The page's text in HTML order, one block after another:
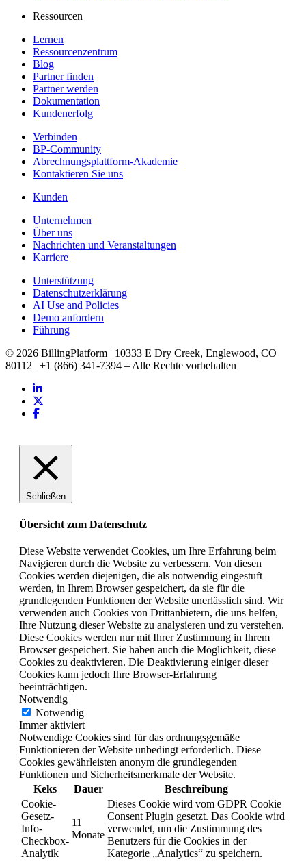
Ressourcen
Lernen
Ressourcenzentrum
Blog
Partner finden
Partner werden
Dokumentation
Kundenerfolg
Verbinden
BP-Community
Abrechnungsplattform-Akademie
Kontaktieren Sie uns
Kunden
Unternehmen
Über uns
Nachrichten und Veranstaltungen
Karriere
Unterstützung
Datenschutzerklärung
AI Use and Policies
Demo anfordern
Führung
© 2026 BillingPlatform | 10333 E Dry Creek, Englewood, CO
80112 | +1 (866) 341-7394 – Alle Rechte vorbehalten
Schließen
Übersicht zum Datenschutz
Diese Website verwendet Cookies, um Ihre Erfahrung beim
Navigieren durch die Website zu verbessern. Von diesen
Cookies werden diejenigen, die als notwendig eingestuft
werden, in Ihrem Browser gespeichert, da sie für die
grundlegenden Funktionen der Website unerlässlich sind. Wir
verwenden auch Cookies von Drittanbietern, die uns helfen,
Ihre Nutzung dieser Website zu analysieren und zu verstehen.
Diese Cookies werden nur mit Ihrer Zustimmung in Ihrem
Browser gespeichert. Sie haben auch die Möglichkeit, diese
Cookies zu deaktivieren. Die Deaktivierung einiger dieser
Cookies kann jedoch Ihre Browser-Erfahrung
beeinträchtigen.
Notwendig
Notwendig
Immer aktiviert
Notwendige Cookies sind für das ordnungsgemäße
Funktionieren der Website unbedingt erforderlich. Diese
Cookies gewährleisten anonym die grundlegenden
Funktionen und Sicherheitsmerkmale der Website.
Keks
Dauer
Beschreibung
Cookie-
Gesetz-
Info-
Checkbox-
Analytik
11
Monate
Dieses Cookie wird vom GDPR Cookie
Consent Plugin gesetzt. Das Cookie wird
verwendet, um die Zustimmung des
Benutzers für die Cookies in der
Kategorie „Analytics“ zu speichern.